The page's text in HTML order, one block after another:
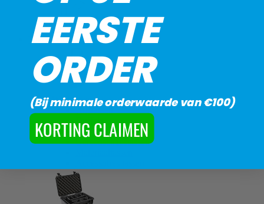
Ladders
Tassen en koffers
Werktassen
Hijstassen
Rugzakken
Gereedschapstassen
EERSTE
ORDER
(Bij minimale orderwaarde van €100)
KORTING CLAIMEN